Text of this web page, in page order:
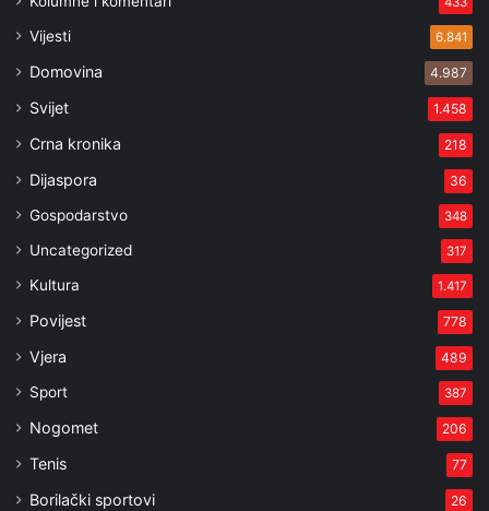
Vijesti 6.841
Domovina 4.987
Svijet 1.458
Crna kronika 218
Dijaspora 36
Gospodarstvo 348
Uncategorized 317
Kultura 1.417
Povijest 778
Vjera 489
Sport 387
Nogomet 206
Tenis 77
Borilački sportovi 26